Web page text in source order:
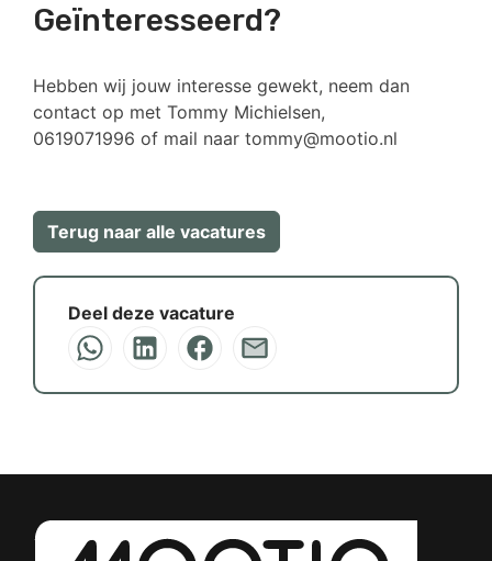
Geïnteresseerd?
Hebben wij jouw interesse gewekt, neem dan
contact op met Tommy Michielsen,
0619071996 of mail naar tommy@mootio.nl
Terug naar alle vacatures
Deel deze vacature